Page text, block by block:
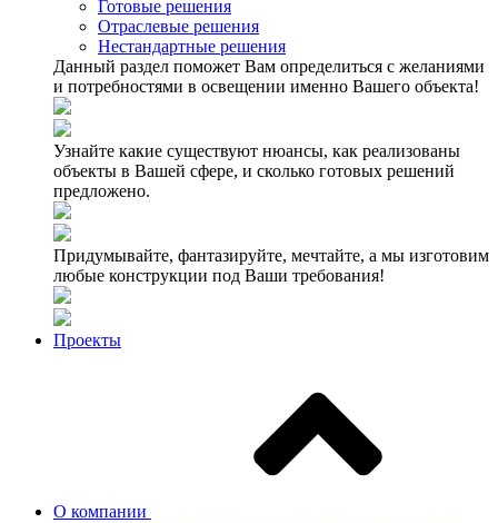
Готовые решения
Отраслевые решения
Нестандартные решения
Данный раздел поможет Вам определиться с желаниями
и потребностями в освещении именно Вашего объекта!
Узнайте какие существуют нюансы, как реализованы
объекты в Вашей сфере, и сколько готовых решений
предложено.
Придумывайте, фантазируйте, мечтайте, а мы изготовим
любые конструкции под Ваши требования!
Проекты
О компании